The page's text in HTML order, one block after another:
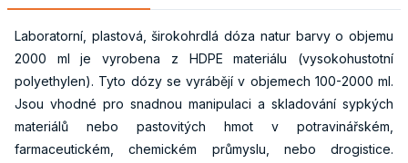
Laboratorní, plastová, širokohrdlá dóza natur barvy o objemu
2000 ml je vyrobena z HDPE materiálu (vysokohustotní
polyethylen). Tyto dózy se vyrábějí v objemech 100-2000 ml.
Jsou vhodné pro snadnou manipulaci a skladování sypkých
materiálů nebo pastovitých hmot v potravinářském,
farmaceutickém, chemickém průmyslu, nebo drogistice.